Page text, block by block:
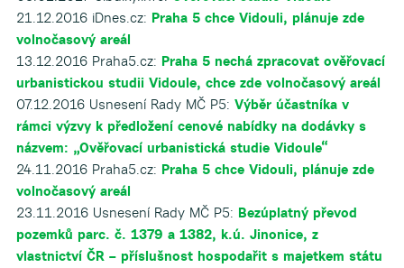
21.12.2016 iDnes.cz: Praha 5 chce Vidouli, plánuje zde
volnočasový areál
13.12.2016 Praha5.cz: Praha 5 nechá zpracovat ověřovací
urbanistickou studii Vidoule, chce zde volnočasový areál
07.12.2016 Usnesení Rady MČ P5: Výběr účastníka v
rámci výzvy k předložení cenové nabídky na dodávky s
názvem: „Ověřovací urbanistická studie Vidoule“
24.11.2016 Praha5.cz: Praha 5 chce Vidouli, plánuje zde
volnočasový areál
23.11.2016 Usnesení Rady MČ P5: Bezúplatný převod
pozemků parc. č. 1379 a 1382, k.ú. Jinonice, z
vlastnictví ČR – příslušnost hospodařit s majetkem státu